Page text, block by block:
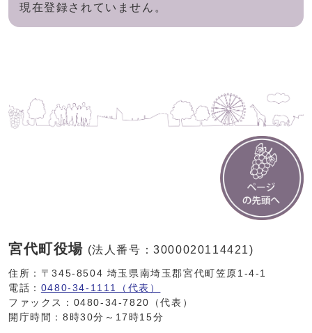
現在登録されていません。
宮代町役場 (法人番号：3000020114421)
住所：〒345-8504 埼玉県南埼玉郡宮代町笠原1-4-1
電話： 0480-34-1111（代表）
ファックス：0480-34-7820（代表）
開庁時間：8時30分～17時15分